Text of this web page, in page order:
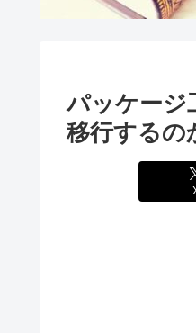
パッケージ
移行するの